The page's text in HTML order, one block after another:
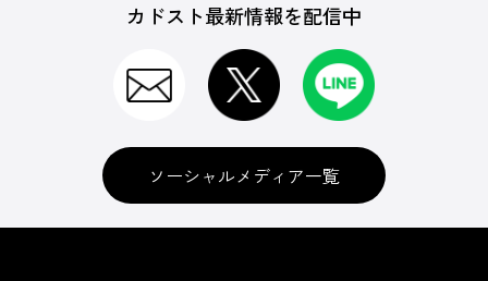
カドスト最新情報を配信中
ソーシャルメディア一覧